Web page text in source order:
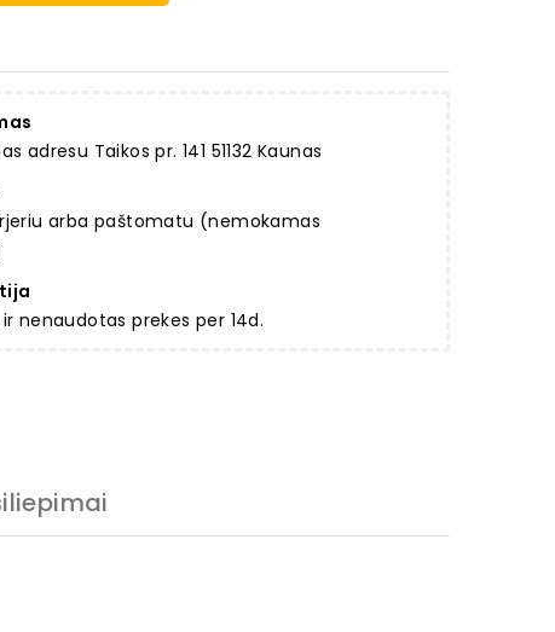
adresu Taikos pr. 141 51132 Kaunas
arba paštomatu (nemokamas
nenaudotas prekes per 14d.